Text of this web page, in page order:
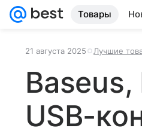
Товары
21 августа 2025 Лучшие
Baseus,
USB-